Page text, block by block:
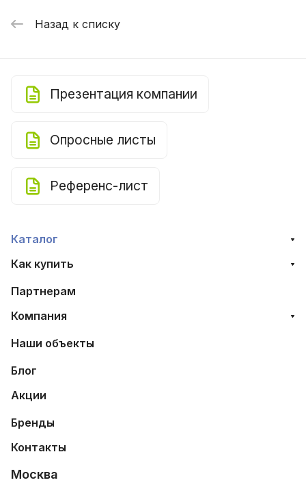
Назад к списку
Презентация компании
Опросные листы
Референс-лист
Каталог
Как купить
Партнерам
Компания
Наши объекты
Блог
Акции
Бренды
Контакты
Москва